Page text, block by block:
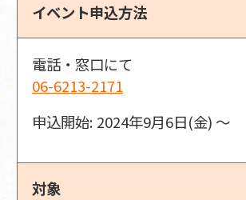
イベント申込方法
電話・窓口にて
06-6213-2171
申込開始: 2024年9月6日(金) 〜
対象